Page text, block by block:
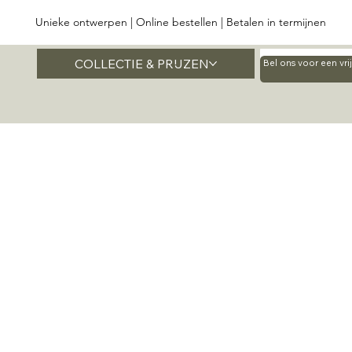
COLLECTIE & PRIJZEN Home
Bel ons voor een
Unieke ontwerpen | Online bestellen | Betalen in termijnen